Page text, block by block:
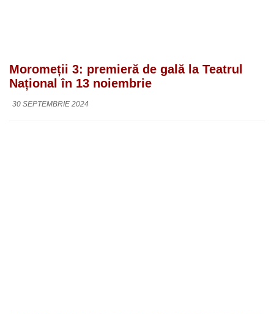
Moromeții 3: premieră de gală la Teatrul
Național în 13 noiembrie
30 SEPTEMBRIE 2024